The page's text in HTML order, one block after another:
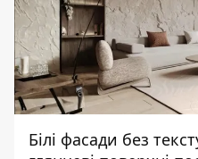
Білі фасади без